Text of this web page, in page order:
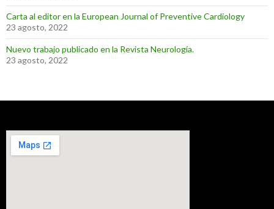
Carta al editor en la European Journal of Preventive Cardiology
23 agosto, 2022
Nuevo trabajo publicado en la Revista Neurología.
23 agosto, 2022